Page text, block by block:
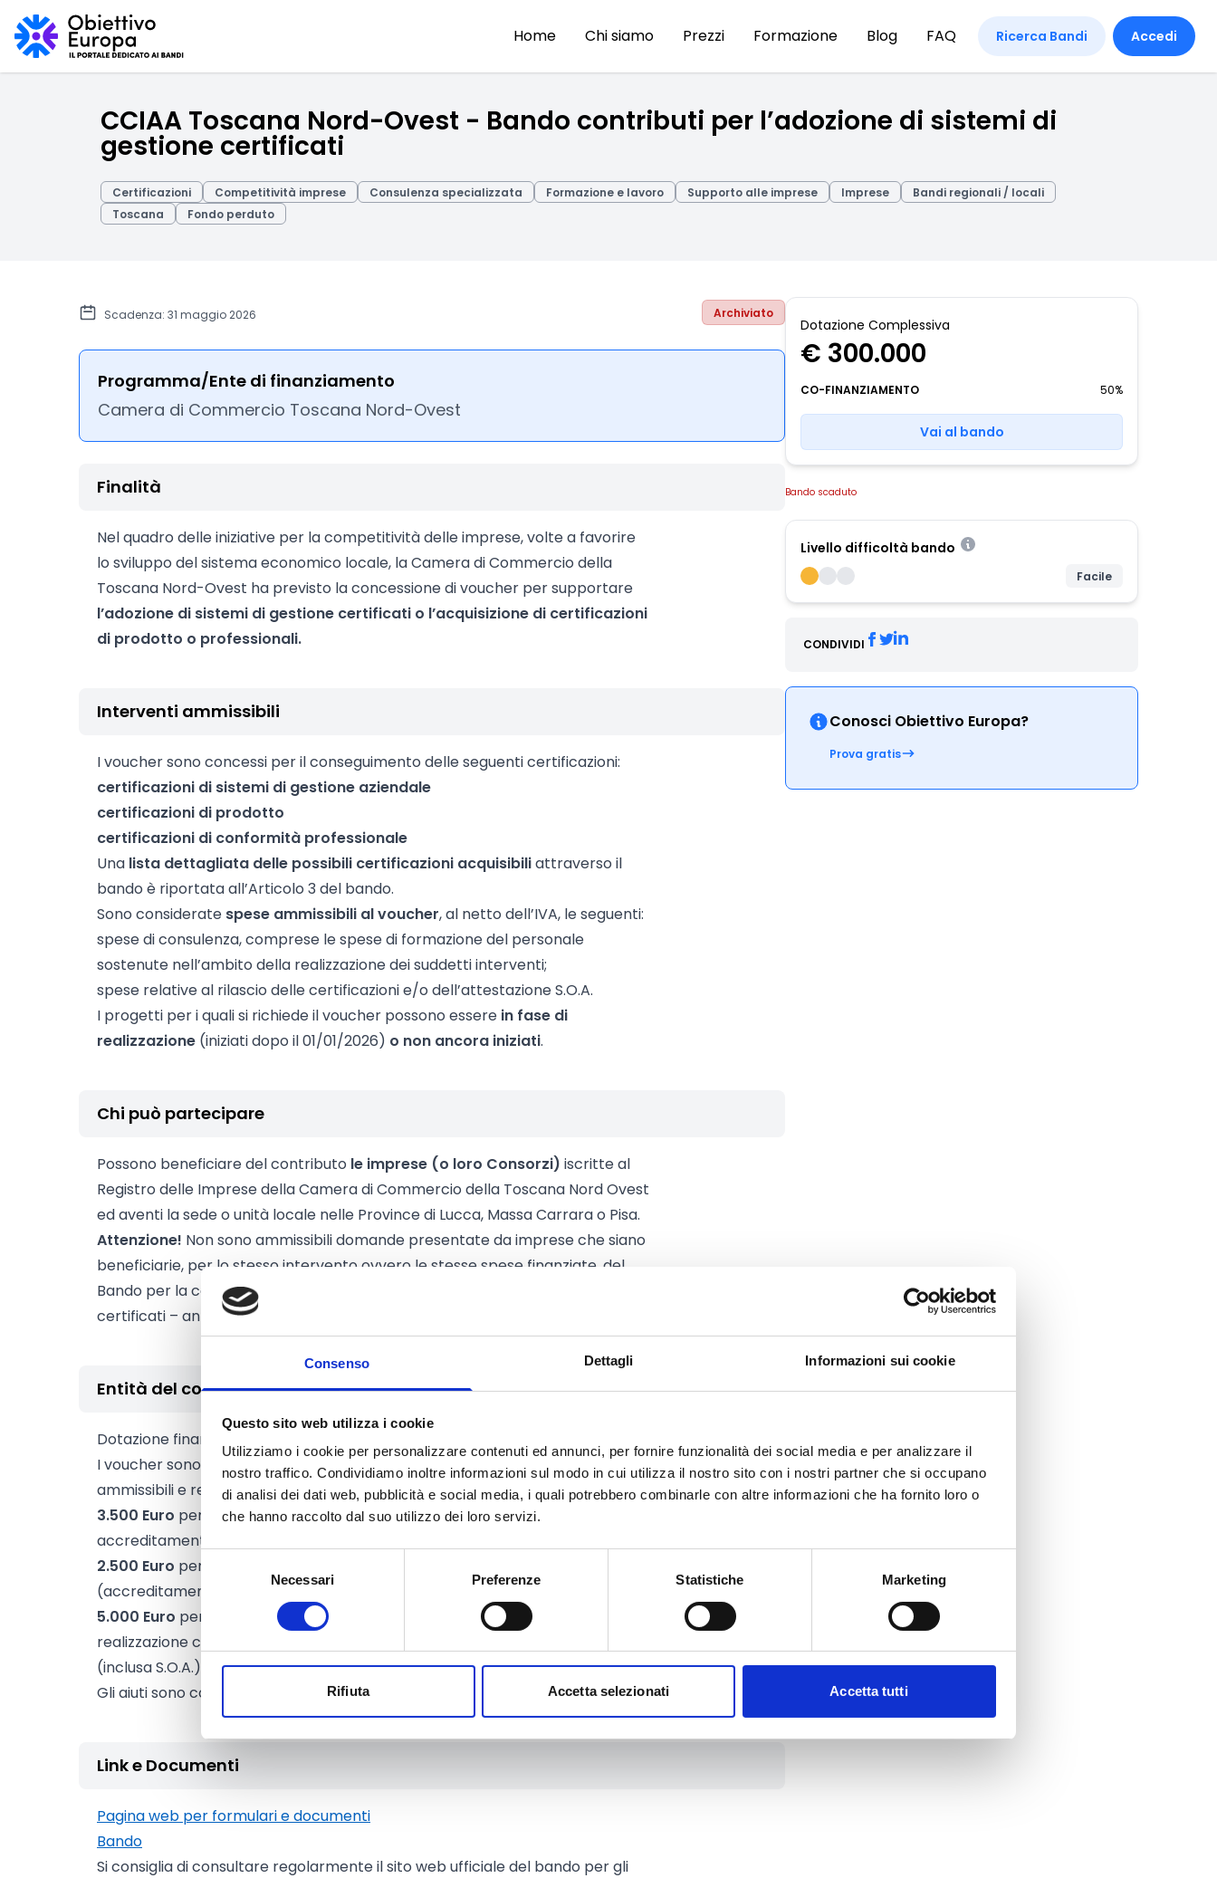
Consenso Dettagli Informazioni sui cookie
Questo sito web utilizza i cookie
Utilizziamo i cookie per personalizzare contenuti ed annunci, per fornire funzionalità dei social media e per analizzare il
nostro traffico. Condividiamo inoltre informazioni sul modo in cui utilizza il nostro sito con i nostri partner che si occupano
di analisi dei dati web, pubblicità e social media, i quali potrebbero combinarle con altre informazioni che ha fornito loro o
che hanno raccolto dal suo utilizzo dei loro servizi.
Necessari Preferenze Statistiche Marketing
Rifiuta Accetta selezionati Accetta tutti
Home Chi siamo Prezzi Formazione Blog FAQ Ricerca Bandi Accedi
CCIAA Toscana Nord-Ovest - Bando contributi per l’adozione di sistemi di
gestione certificati
Certificazioni Competitività imprese Consulenza specializzata Formazione e lavoro Supporto alle imprese Imprese
Bandi regionali / locali
Toscana
Fondo perduto
Scadenza: 31 maggio 2026 Archiviato
Programma/Ente di finanziamento
Camera di Commercio Toscana Nord-Ovest
Finalità
Nel quadro delle iniziative per la competitività delle imprese, volte a favorire
lo sviluppo del sistema economico locale, la Camera di Commercio della
Toscana Nord-Ovest ha previsto la concessione di voucher per supportare
l’adozione di sistemi di gestione certificati o l’acquisizione di certificazioni
di prodotto o professionali.
Interventi ammissibili
I voucher sono concessi per il conseguimento delle seguenti certificazioni:
certificazioni di sistemi di gestione aziendale
certificazioni di prodotto
certificazioni di conformità professionale
Una lista dettagliata delle possibili certificazioni acquisibiliattraverso il
bando è riportata all’Articolo 3 del bando.
Sono considerate spese ammissibili al voucher, al netto dell’IVA, le seguenti:
spese di consulenza, comprese le spese di formazione del personale
sostenute nell’ambito della realizzazione dei suddetti interventi;
spese relative al rilascio delle certificazioni e/o dell’attestazione S.O.A.
I progetti per i quali si richiede il voucher possono essere in fase di
realizzazione (iniziati dopo il 01/01/2026) o non ancora iniziati.
Chi può partecipare
Possono beneficiare del contributo le imprese (o loro Consorzi) iscritte al
Registro delle Imprese della Camera di Commercio della Toscana Nord Ovest
ed aventi la sede o unità locale nelle Province di Lucca, Massa Carrara o Pisa.
Attenzione! Non sono ammissibili domande presentate da imprese che siano
beneficiarie, per lo stesso intervento ovvero le stesse spese finanziate, del
Bando per la concessione di voucher per l’adozione di sistemi di gestione
certificati – anno 2025.
Entità del contributo
Dotazione finanziaria complessiva:
I voucher sono concessi nella misura del
50%
delle spese riconosciute come
ammissibili e regolarmente documentate fino ad un massimo di:
3.500 Euro per tutte le singole certificazioni elencate nell’Art. 3 (esclusa A7 –
accreditamento S.O.A.)
2.500 Euro per l’attestazione di cui alla lettera A7) dell’art. 3)
(accreditamento S.O.A);
5.000 Euro per gli interventi di “certificazione integrata” finalizzati alla
realizzazione contestuale di almeno due dei diversi tipi di certificazione
(inclusa S.O.A.)
Gli aiuti sono concessi in regime de minimis.
Link e Documenti
Pagina web per formulari e documenti
Bando
Si consiglia di consultare regolarmente il sito web ufficiale del bando per gli
Dotazione Complessiva
€ 300.000
CO-FINANZIAMENTO 50%
Vai al bando
Bando scaduto
Livello difficoltà bando
Facile
CONDIVIDI
Conosci Obiettivo Europa?
Prova gratis